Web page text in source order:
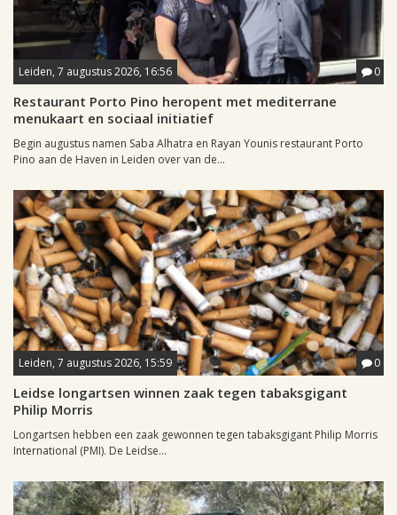
Leiden, 7 augustus 2026, 16:56 0
Restaurant Porto Pino heropent met mediterrane
menukaart en sociaal initiatief
Begin augustus namen Saba Alhatra en Rayan Younis restaurant Porto
Pino aan de Haven in Leiden over van de...
Leiden, 7 augustus 2026, 15:59 0
Leidse longartsen winnen zaak tegen tabaksgigant
Philip Morris
Longartsen hebben een zaak gewonnen tegen tabaksgigant Philip Morris
International (PMI). De Leidse...